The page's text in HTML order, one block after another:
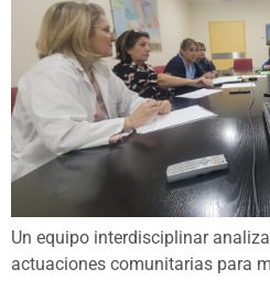
Un equipo interdisciplinar
actuaciones comunitarias para